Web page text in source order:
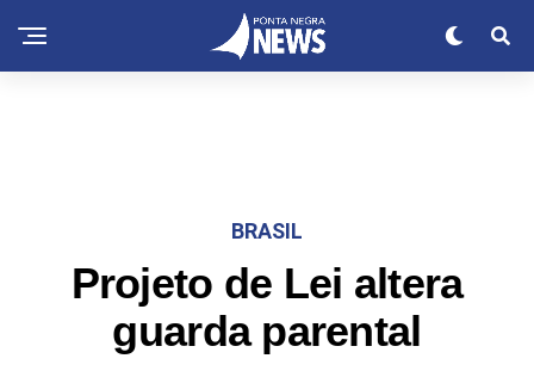
BRASIL
Projeto de Lei altera
guarda parental